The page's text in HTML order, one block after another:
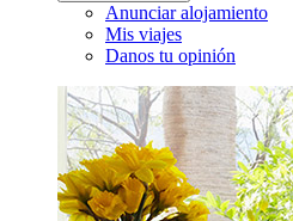
Anunciar alojamiento
Mis viajes
Danos tu opinión